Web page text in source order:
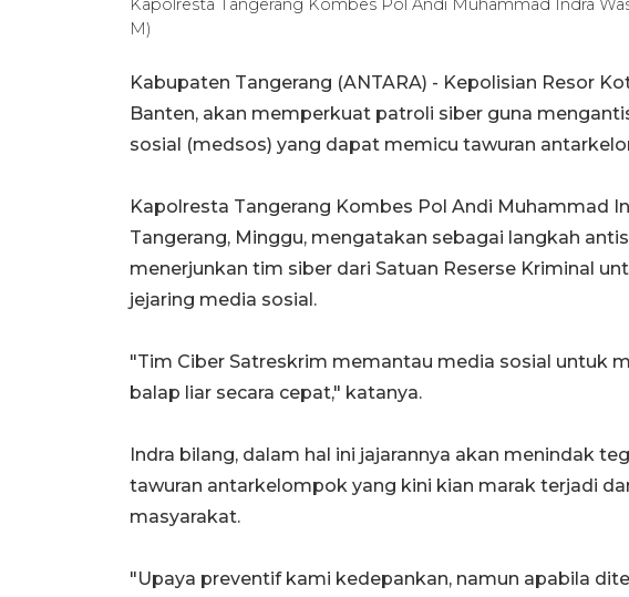
Kapolresta Tangerang Kombes Pol Andi Muhammad Indra
M)
Kabupaten Tangerang (ANTARA) - Kepolisian Resor
Banten, akan memperkuat patroli siber guna
sosial (medsos) yang dapat memicu tawuran
Kapolresta Tangerang Kombes Pol Andi Muhammad
Tangerang, Minggu, mengatakan sebagai langkah
menerjunkan tim siber dari Satuan Reserse Kriminal
jejaring media sosial.
"Tim Ciber Satreskrim memantau media sosial untuk
balap liar secara cepat," katanya.
Indra bilang, dalam hal ini jajarannya akan menindak
tawuran antarkelompok yang kini kian marak terjadi
masyarakat.
"Upaya preventif kami kedepankan, namun apabila